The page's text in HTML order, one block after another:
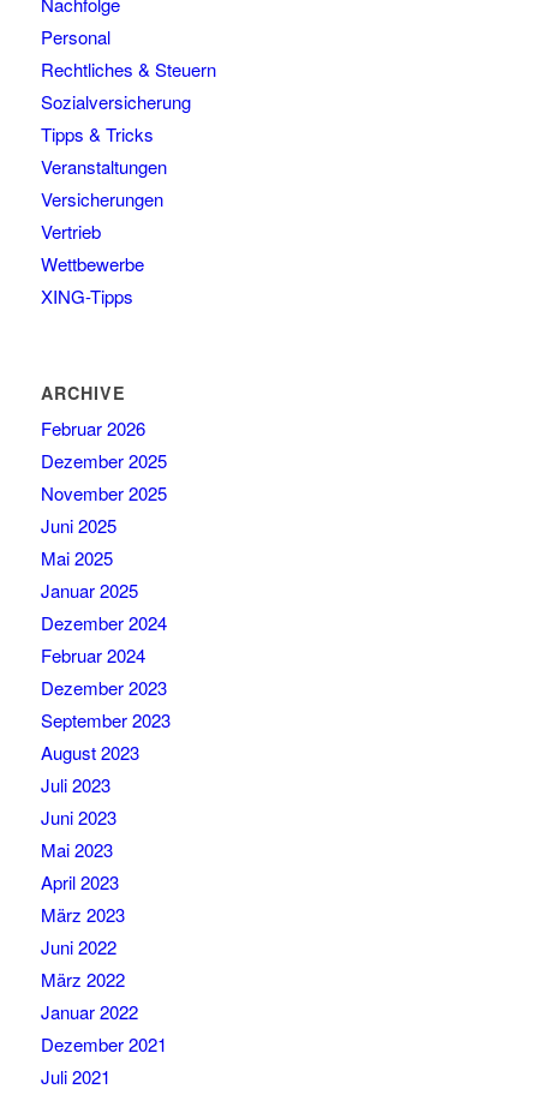
Personal
Rechtliches & Steuern
Sozialversicherung
Tipps & Tricks
Veranstaltungen
Versicherungen
Vertrieb
Wettbewerbe
XING-Tipps
ARCHIVE
Februar 2026
Dezember 2025
November 2025
Juni 2025
Mai 2025
Januar 2025
Dezember 2024
Februar 2024
Dezember 2023
September 2023
August 2023
Juli 2023
Juni 2023
Mai 2023
April 2023
März 2023
Juni 2022
März 2022
Januar 2022
Dezember 2021
Juli 2021